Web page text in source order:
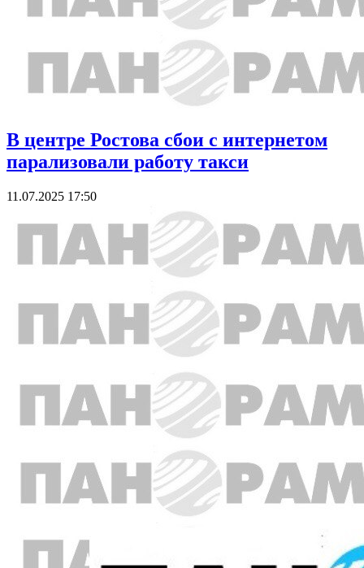
В центре Ростова сбои с интернетом
парализовали работу такси
11.07.2025 17:50